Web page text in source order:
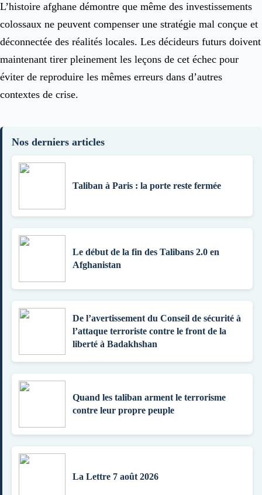
L’histoire afghane démontre que même des investissements
colossaux ne peuvent compenser une stratégie mal conçue et
déconnectée des réalités locales. Les décideurs futurs doivent
maintenant tirer pleinement les leçons de cet échec pour
éviter de reproduire les mêmes erreurs dans d’autres
contextes de crise.
Nos derniers articles
Taliban à Paris : la porte reste fermée
Le début de la fin des Talibans 2.0 en
Afghanistan
De l’avertissement du Conseil de sécurité à
l’attaque terroriste contre le front de la
liberté à Badakhshan
Quand les taliban arment le terrorisme
contre leur propre peuple
La Lettre 7 août 2026